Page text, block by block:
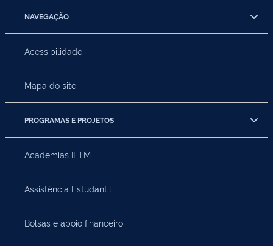
NAVEGAÇÃO
Acessibilidade
Mapa do site
PROGRAMAS E PROJETOS
Academias IFTM
Assistência Estudantil
Bolsas e apoio financeiro